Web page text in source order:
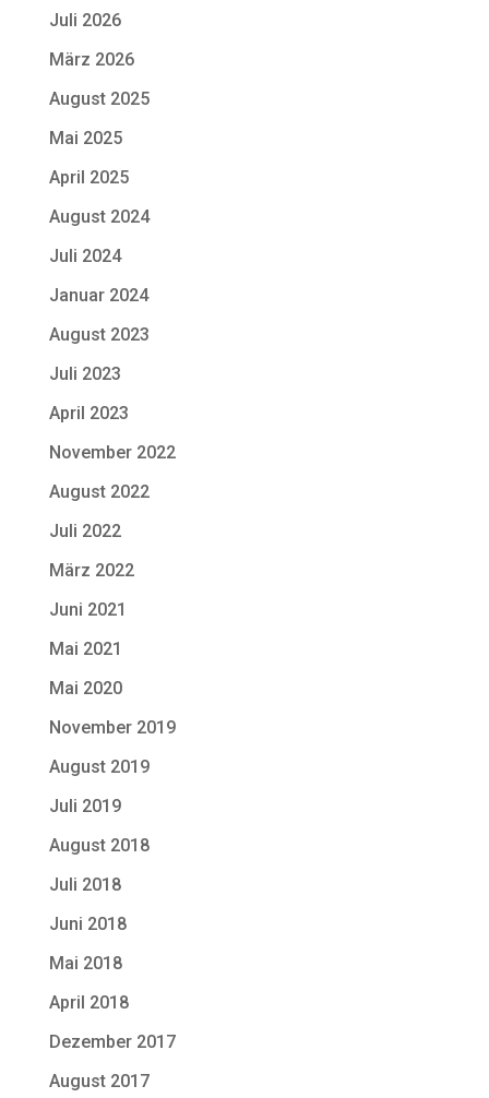
Juli 2026
März 2026
August 2025
Mai 2025
April 2025
August 2024
Juli 2024
Januar 2024
August 2023
Juli 2023
April 2023
November 2022
August 2022
Juli 2022
März 2022
Juni 2021
Mai 2021
Mai 2020
November 2019
August 2019
Juli 2019
August 2018
Juli 2018
Juni 2018
Mai 2018
April 2018
Dezember 2017
August 2017